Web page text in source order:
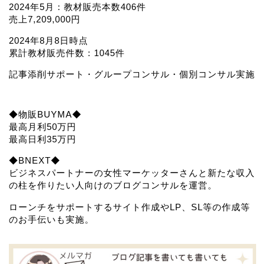
2024年5月：教材販売本数406件
売上7,209,000円
2024年8月8日時点
累計教材販売件数：1045件
記事添削サポート・グループコンサル・個別コンサル実施
◆物販BUYMA◆
最高月利50万円
最高日利35万円
◆BNEXT◆
ビジネスパートナーの女性マーケッターさんと新たな収入
の柱を作りたい人向けのブログコンサルを運営。
ローンチをサポートするサイト作成やLP、SL等の作成等
のお手伝いも実施。